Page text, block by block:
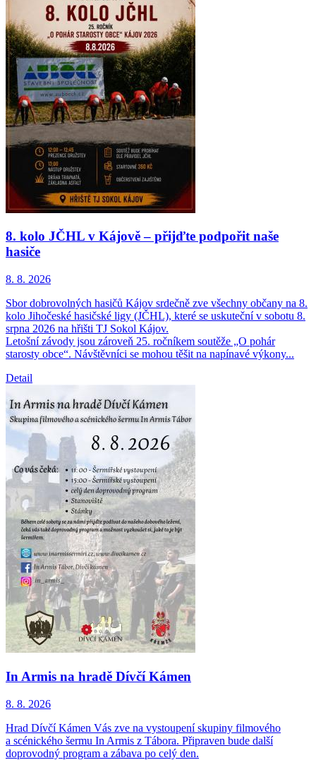
8. kolo JČHL v Kájově – přijďte podpořit naše
hasiče
8. 8. 2026
Sbor dobrovolných hasičů Kájov srdečně zve všechny občany na 8.
kolo Jihočeské hasičské ligy (JČHL), které se uskuteční v sobotu 8.
srpna 2026 na hřišti TJ Sokol Kájov.
Letošní závody jsou zároveň 25. ročníkem soutěže „O pohár
starosty obce“. Návštěvníci se mohou těšit na napínavé výkony...
Detail
In Armis na hradě Dívčí Kámen
8. 8. 2026
Hrad Dívčí Kámen Vás zve na vystoupení skupiny filmového
a scénického šermu In Armis z Tábora. Připraven bude další
doprovodný program a zábava po celý den.